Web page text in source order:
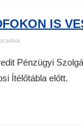
IS
Pénzügyi
Ítélőtábla előtt.